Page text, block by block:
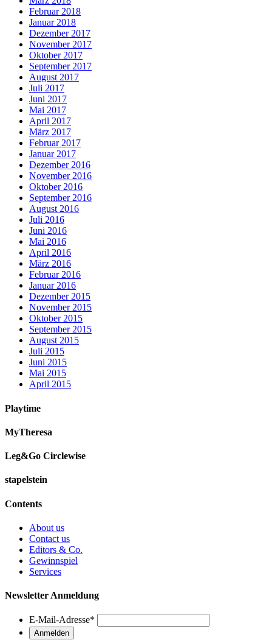
Februar 2018
Januar 2018
Dezember 2017
November 2017
Oktober 2017
September 2017
August 2017
Juli 2017
Juni 2017
Mai 2017
April 2017
März 2017
Februar 2017
Januar 2017
Dezember 2016
November 2016
Oktober 2016
September 2016
August 2016
Juli 2016
Juni 2016
Mai 2016
April 2016
März 2016
Februar 2016
Januar 2016
Dezember 2015
November 2015
Oktober 2015
September 2015
August 2015
Juli 2015
Juni 2015
Mai 2015
April 2015
Playtime
MyTheresa
Leg&Go Circlewise
stapelstein
Contents
About us
Contact us
Editors & Co.
Gewinnspiel
Services
Newsletter Anmeldung
E-Mail-Adresse*